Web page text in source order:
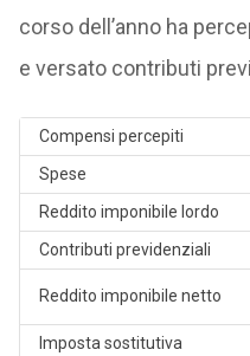
corso dell’anno ha
e versato contributi
Compensi percepiti
Spese
Reddito imponibile lordo
Contributi previdenziali
Reddito imponibile netto
Imposta sostitutiva